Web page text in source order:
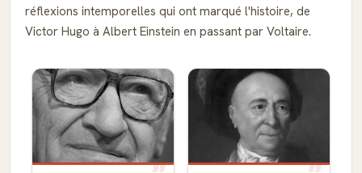
réflexions intemporelles qui ont marqué l'histoire, de
Victor Hugo à Albert Einstein en passant par Voltaire.